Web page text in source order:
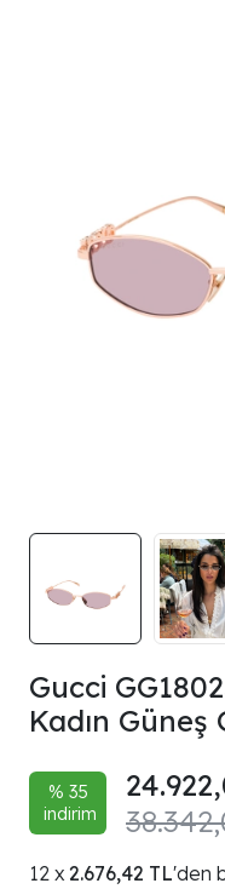
Gucci
Kadın Güneş
% 35
indirim
2.676,42 TL'den